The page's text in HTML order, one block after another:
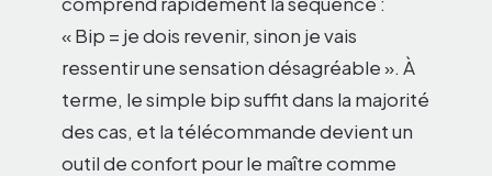
« Bip = je dois revenir, sinon je vais
ressentir une sensation désagréable ». À
terme, le simple bip suffit dans la majorité
des cas, et la télécommande devient un
outil de confort pour le maître comme